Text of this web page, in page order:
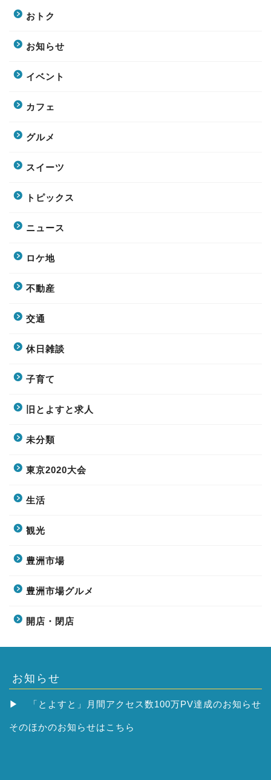
おトク
お知らせ
イベント
カフェ
グルメ
スイーツ
トピックス
ニュース
ロケ地
不動産
交通
休日雑談
子育て
旧とよすと求人
未分類
東京2020大会
生活
観光
豊洲市場
豊洲市場グルメ
開店・閉店
お知らせ
▶ 「とよすと」月間アクセス数100万PV達成のお知らせ
そのほかのお知らせはこちら